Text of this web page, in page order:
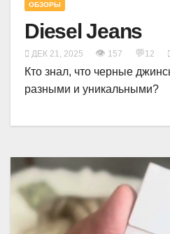
ОБЗОРЫ
Diesel Jeans
ДЕК 21, 2025 👁 157 💬12
Кто знал, что черные
разными и уникальными?